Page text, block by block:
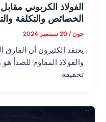
الفولاذ الكربوني
الخصائص والتكلفة
جون/20 سبتمبر 2024
يعتقد الكثيرون أن الفارق
والفولاذ المقاوم للصدأ
تحقيقه